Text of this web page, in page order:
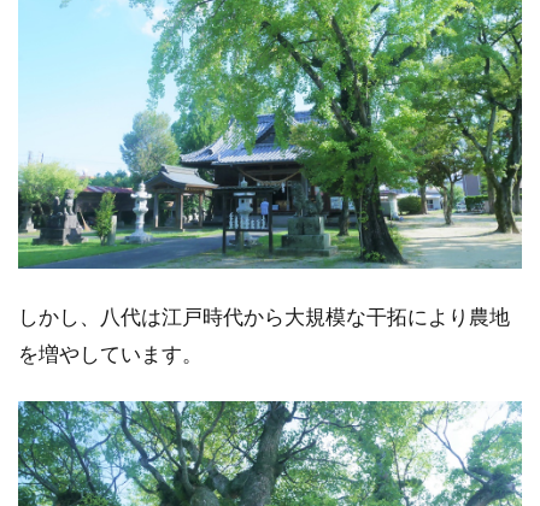
しかし、八代は江戸時代から大規模な干拓により農地
を増やしています。